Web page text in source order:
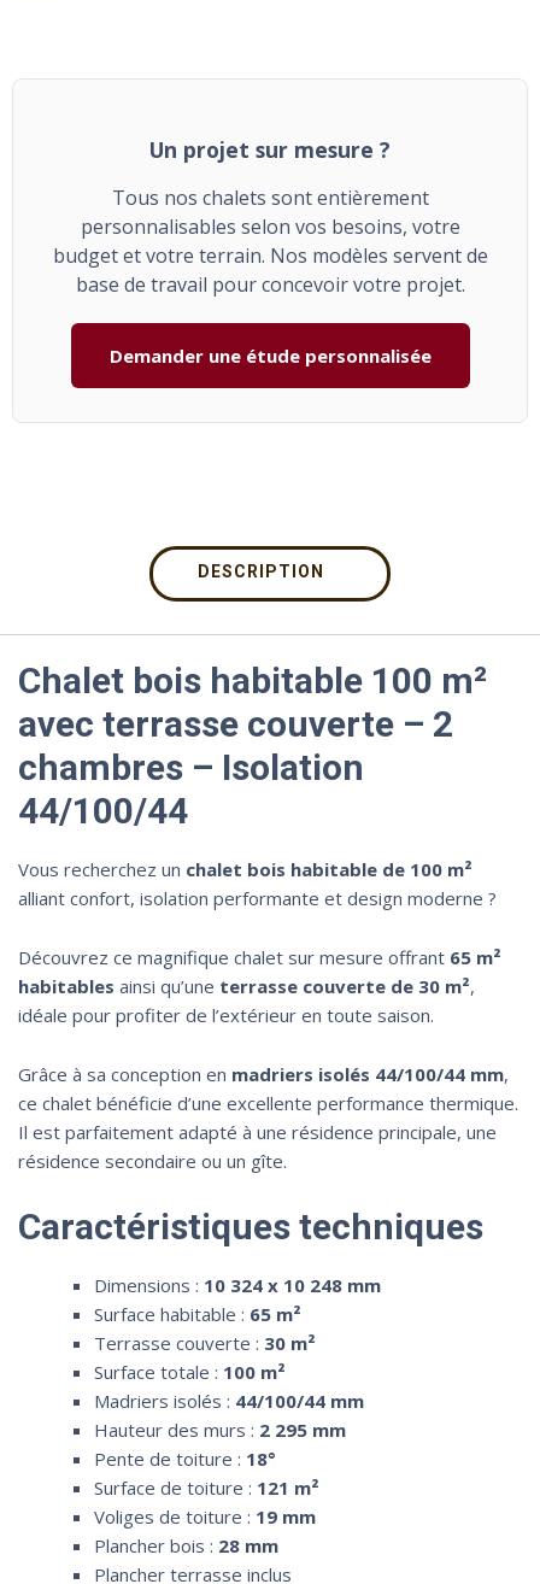
Un projet sur mesure ?
Tous nos chalets sont entièrement
personnalisables selon vos besoins, votre
budget et votre terrain. Nos modèles servent de
base de travail pour concevoir votre projet.
Demander une étude personnalisée
DESCRIPTION
Chalet bois habitable 100 m²
avec terrasse couverte – 2
chambres – Isolation
44/100/44
Vous recherchez un chalet bois habitable de 100 m²
alliant confort, isolation performante et design moderne ?
Découvrez ce magnifique chalet sur mesure offrant 65 m²
habitables ainsi qu’une terrasse couverte de 30 m²,
idéale pour profiter de l’extérieur en toute saison.
Grâce à sa conception en madriers isolés 44/100/44 mm,
ce chalet bénéficie d’une excellente performance thermique.
Il est parfaitement adapté à une résidence principale, une
résidence secondaire ou un gîte.
Caractéristiques techniques
Dimensions : 10 324 x 10 248 mm
Surface habitable : 65 m²
Terrasse couverte : 30 m²
Surface totale : 100 m²
Madriers isolés : 44/100/44 mm
Hauteur des murs : 2 295 mm
Pente de toiture : 18°
Surface de toiture : 121 m²
Voliges de toiture : 19 mm
Plancher bois : 28 mm
Plancher terrasse inclus